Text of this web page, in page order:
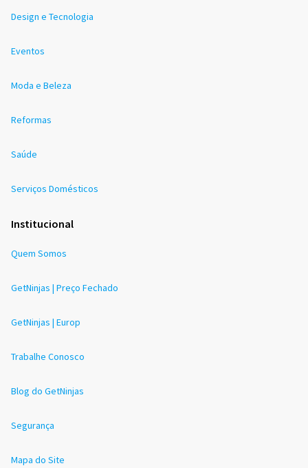
Design e Tecnologia
Eventos
Moda e Beleza
Reformas
Saúde
Serviços Domésticos
Institucional
Quem Somos
GetNinjas | Preço Fechado
GetNinjas | Europ
Trabalhe Conosco
Blog do GetNinjas
Segurança
Mapa do Site